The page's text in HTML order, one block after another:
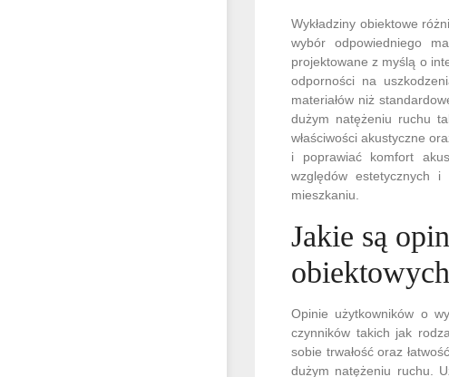
Wykładziny obiektowe
wybór odpowiedniego
projektowane z myślą o
odporności na
materiałów niż
dużym natężeniu ruchu
właściwości akustyczne
i poprawiać komfort
względów estetycznych
mieszkaniu.
Jakie są
Opinie użytkowników o
czynników takich jak
sobie trwałość oraz
dużym natężeniu ruchu.